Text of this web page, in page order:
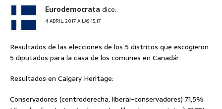
Eurodemocrata dice:
4 ABRIL, 2017 A LAS 15:17
Resultados de las elecciones de los 5 distritos que escogieron
5 diputados para la casa de los comunes en Canadá:
Resultados en Calgary Heritage:
Conservadores (centroderecha, liberal-conservadores) 71,5%